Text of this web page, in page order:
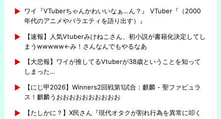
ワイ『VTuberちゃんかわいいなぁ…ん？』 VTuber『（2000
年代のアニメやバラエティを語り出す）』
【速報】人気Vtuberみけねこさん、初小説が書籍化決定してし
まうwwwww←み！さんなんでもやるなあ
【大悲報】ワイが推してるVtuberが38歳ということを知って
しまった…
【にじ甲2026】Winners2回戦第1試合：麒麟 - 聖ファビュラ
ス！麒麟うおおおおおおおおおお
【たしかに？】X民さん『現代オタクが割れ行為を異常に叩く